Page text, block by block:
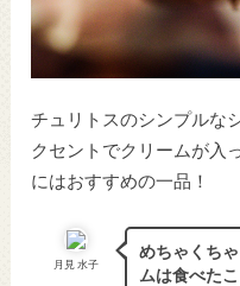
チュリトスのシンプルな
クセントでクリームが入
にはおすすめの一品！
月見 水子
めちゃくち
ムは食べた